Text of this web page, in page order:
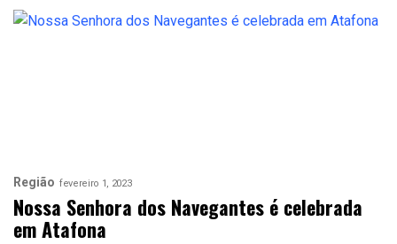
Região fevereiro 1, 2023
Nossa Senhora dos Navegantes é celebrada
em Atafona